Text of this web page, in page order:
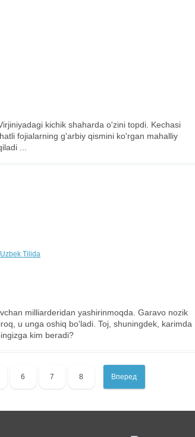
kichik shaharda o'zini topdi. Kechasi
fojialarning g'arbiy qismini ko'rgan mahalliy
...
Tilida
milliarderidan yashirinmoqda. Garavo nozik
u unga oshiq bo'ladi. Toj, shuningdek, karimda
kim beradi?
6 7 8 Вперед